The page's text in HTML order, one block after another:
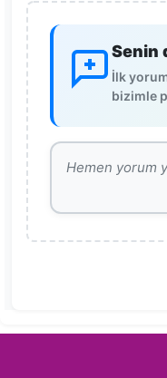
Senin
İlk
bizimle